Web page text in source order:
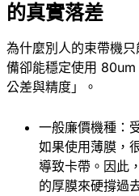
的真實落差
為什麼別人的束帶機
備卻能穩定使用
公差與精度」。
一般廉價機種：
如果使用薄膜，
導致卡帶。因此
的厚膜來硬撐過